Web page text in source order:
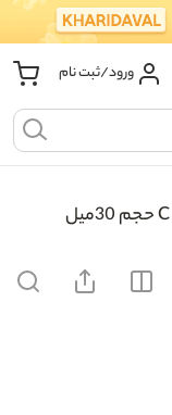
ورود/ثبت نام